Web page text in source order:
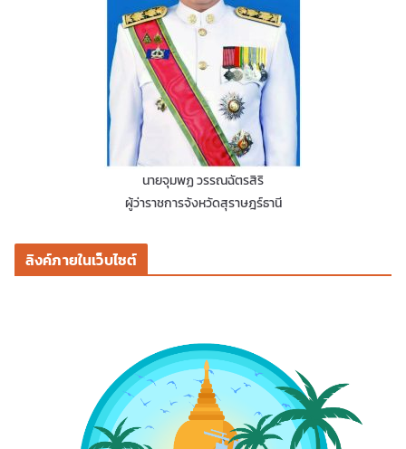
นายจุมพฏ วรรณฉัตรสิริ
ผู้ว่าราชการจังหวัดสุราษฎร์ธานี
ลิงค์ภายในเว็บไซต์